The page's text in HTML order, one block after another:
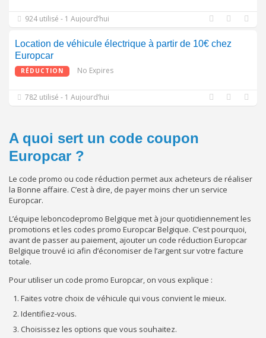
924 utilisé - 1 Aujourd’hui
Location de véhicule électrique à partir de 10€ chez
Europcar
RÉDUCTION No Expires
782 utilisé - 1 Aujourd’hui
A quoi sert un code coupon
Europcar ?
Le code promo ou code réduction permet aux acheteurs de réaliser
la Bonne affaire. C’est à dire, de payer moins cher un service
Europcar.
L’équipe leboncodepromo Belgique met à jour quotidiennement les
promotions et les codes promo Europcar Belgique. C’est pourquoi,
avant de passer au paiement, ajouter un code réduction Europcar
Belgique trouvé ici afin d’économiser de l’argent sur votre facture
totale.
Pour utiliser un code promo Europcar, on vous explique :
Faites votre choix de véhicule qui vous convient le mieux.
Identifiez-vous.
Choisissez les options que vous souhaitez.